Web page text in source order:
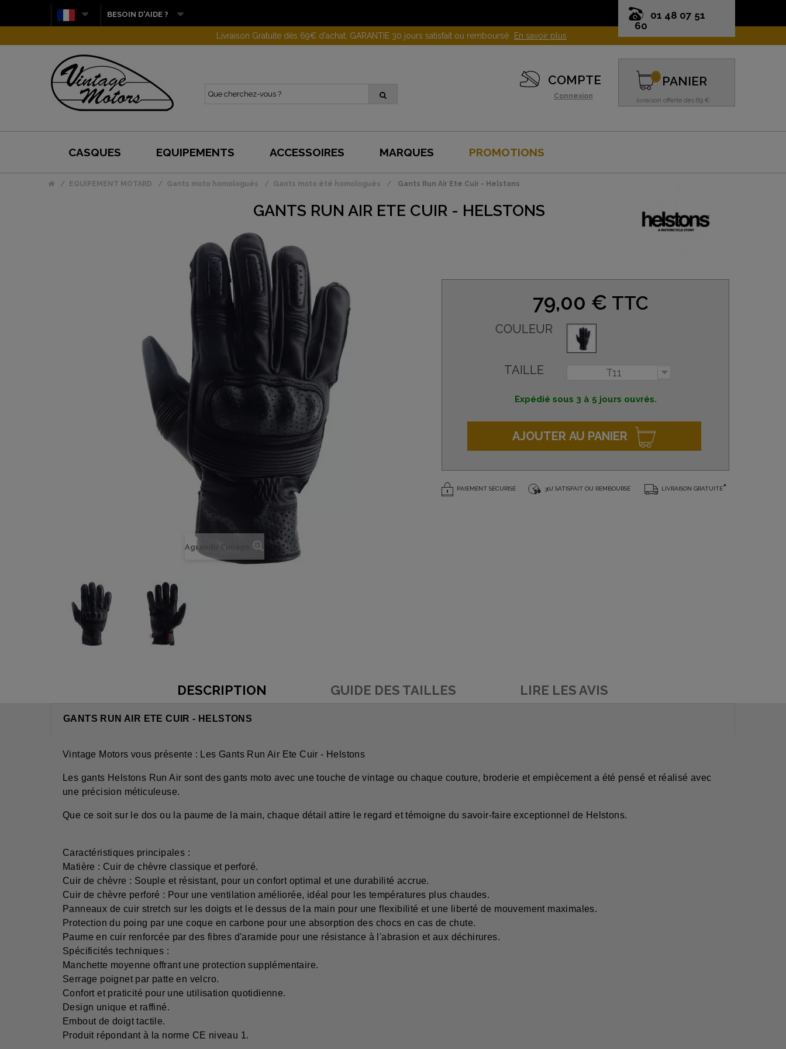
01 48 07 51
60
BESOIN D'AIDE ?
Gagnez 10 euros en parrainant un proche ! En savoir plus
COMPTE
Connexion
PANIER
livraison offerte dès 69 €
0
CASQUES EQUIPEMENTS ACCESSOIRES MARQUES PROMOTIONS
EQUIPEMENT MOTARD Gants moto homologués Gants moto été homologués Gants Run Air Ete Cuir - Helstons
GANTS RUN AIR ETE CUIR - HELSTONS
Agrandir l'image
79,00 € TTC
COULEUR
TAILLE T11
Expédié sous 3 à 5 jours ouvrés.
AJOUTER AU PANIER
PAIEMENT SÉCURISÉ 30J SATISFAIT OU REMBOURSÉ LIVRAISON GRATUITE*
DESCRIPTION GUIDE DES TAILLES LIRE LES AVIS
GANTS RUN AIR ETE CUIR - HELSTONS
Vintage Motors vous présente : Les Gants Run Air Ete Cuir - Helstons
Les gants Helstons Run Air sont des gants moto avec une touche de vintage ou chaque couture, broderie et empiècement a été pensé et réalisé avec
une précision méticuleuse.
Que ce soit sur le dos ou la paume de la main, chaque détail attire le regard et témoigne du savoir-faire exceptionnel de Helstons.
Caractéristiques principales :
Matière : Cuir de chèvre classique et perforé.
Cuir de chèvre : Souple et résistant, pour un confort optimal et une durabilité accrue.
Cuir de chèvre perforé : Pour une ventilation améliorée, idéal pour les températures plus chaudes.
Panneaux de cuir stretch sur les doigts et le dessus de la main pour une flexibilité et une liberté de mouvement maximales.
Protection du poing par une coque en carbone pour une absorption des chocs en cas de chute.
Paume en cuir renforcée par des fibres d'aramide pour une résistance à l'abrasion et aux déchirures.
Spécificités techniques :
Manchette moyenne offrant une protection supplémentaire.
Serrage poignet par patte en velcro.
Confort et praticité pour une utilisation quotidienne.
Design unique et raffiné.
Embout de doigt tactile.
Produit répondant à la norme CE niveau 1.